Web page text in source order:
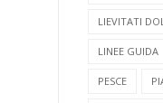
LIEVITATI
LINEE GUIDA
PESCE